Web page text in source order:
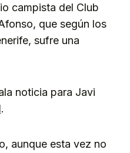
campista del Club
que según los
sufre una
noticia para Javi
.
aunque esta vez no